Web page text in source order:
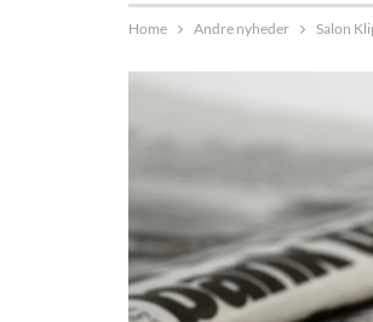
Home Andre nyheder Salon